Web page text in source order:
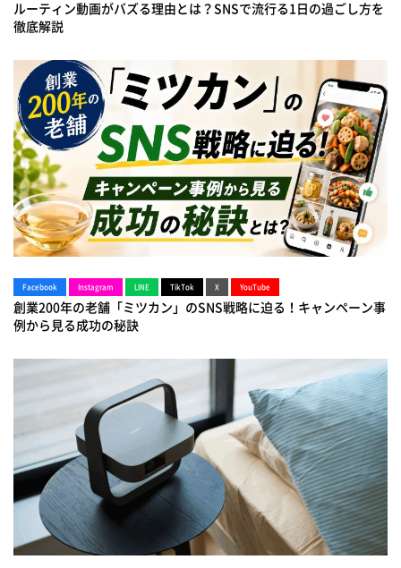
ルーティン動画がバズる理由とは？SNSで流行る1日の過ごし方を
徹底解説
Facebook Instagram LINE TikTok X YouTube
創業200年の老舗「ミツカン」のSNS戦略に迫る！キャンペーン事
例から見る成功の秘訣